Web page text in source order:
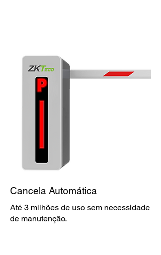
Cancela Automática
Até 3 milhões de uso sem necessidade
de manutenção.